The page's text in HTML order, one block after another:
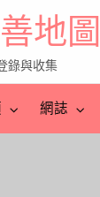
地圖
錄與收集
網誌